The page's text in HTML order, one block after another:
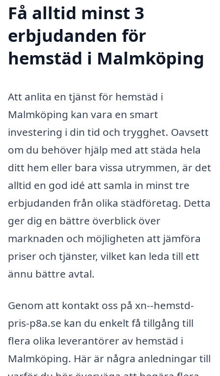
Få alltid minst 3
erbjudanden för
hemstäd i Malmköping
Att anlita en tjänst för hemstäd i
Malmköping kan vara en smart
investering i din tid och trygghet. Oavsett
om du behöver hjälp med att städa hela
ditt hem eller bara vissa utrymmen, är det
alltid en god idé att samla in minst tre
erbjudanden från olika städföretag. Detta
ger dig en bättre överblick över
marknaden och möjligheten att jämföra
priser och tjänster, vilket kan leda till ett
ännu bättre avtal.
Genom att kontakt oss på xn--hemstd-
pris-p8a.se kan du enkelt få tillgång till
flera olika leverantörer av hemstäd i
Malmköping. Här är några anledningar till